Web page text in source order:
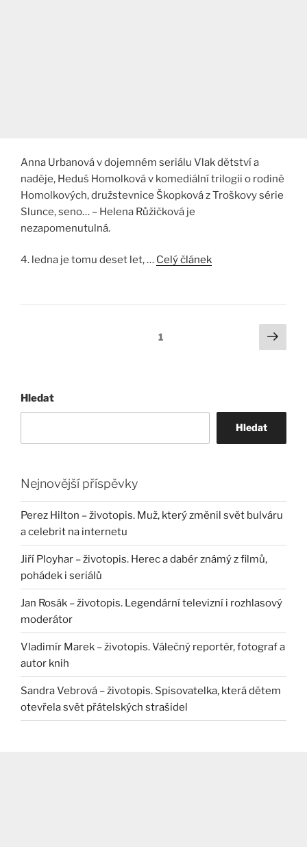
Anna Urbanová v dojemném seriálu Vlak dětství a
naděje, Heduš Homolková v komediální trilogii o rodině
Homolkových, družstevnice Škopková z Troškovy série
Slunce, seno… – Helena Růžičková je
nezapomenutulná.
4. ledna je tomu deset let, … Celý článek
Stránka:1
Další
Hledat
Hledat
Nejnovější příspěvky
Perez Hilton – životopis. Muž, který změnil svět bulváru
a celebrit na internetu
Jiří Ployhar – životopis. Herec a dabér známý z filmů,
pohádek i seriálů
Jan Rosák – životopis. Legendární televizní i rozhlasový
moderátor
Vladimír Marek – životopis. Válečný reportér, fotograf a
autor knih
Sandra Vebrová – životopis. Spisovatelka, která dětem
otevřela svět přátelských strašidel